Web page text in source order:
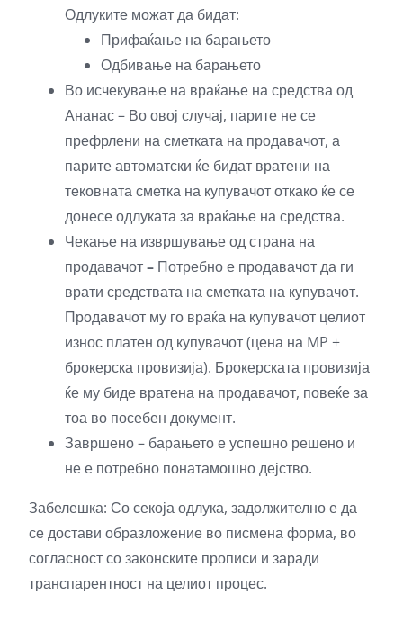
Одлуките можат да бидат:
Прифаќање на барањето
Одбивање на барањето
Во исчекување на враќање на средства од
Ананас – Во овој случај, парите не се
префрлени на сметката на продавачот, а
парите автоматски ќе бидат вратени на
тековната сметка на купувачот откако ќе се
донесе одлуката за враќање на средства.
Чекање на извршување од страна на
продавачот– Потребно е продавачот да ги
врати средствата на сметката на купувачот.
Продавачот му го враќа на купувачот целиот
износ платен од купувачот (цена на MP +
брокерска провизија). Брокерската провизија
ќе му биде вратена на продавачот, повеќе за
тоа во посебен документ.
Завршено – барањето е успешно решено и
не е потребно понатамошно дејство.
Забелешка: Со секоја одлука, задолжително е да
се достави образложение во писмена форма, во
согласност со законските прописи и заради
транспарентност на целиот процес.